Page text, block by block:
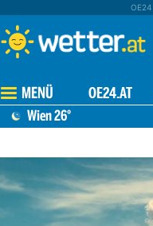
OE24
MENÜ OE24.AT
Wien26°